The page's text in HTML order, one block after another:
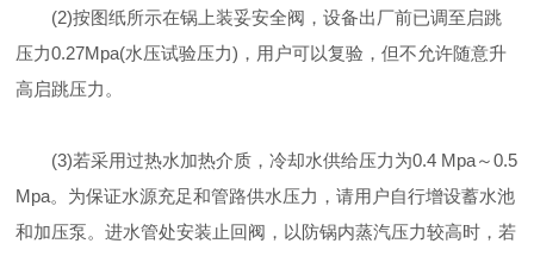
(2)按图纸所示在锅上装妥安全阀，设备出厂前已调至启跳
压力0.27Mpa(水压试验压力)，用户可以复验，但不允许随意升
高启跳压力。
(3)若采用过热水加热介质，冷却水供给压力为0.4 Mpa～0.5
Mpa。为保证水源充足和管路供水压力，请用户自行增设蓄水池
和加压泵。进水管处安装止回阀，以防锅内蒸汽压力较高时，若